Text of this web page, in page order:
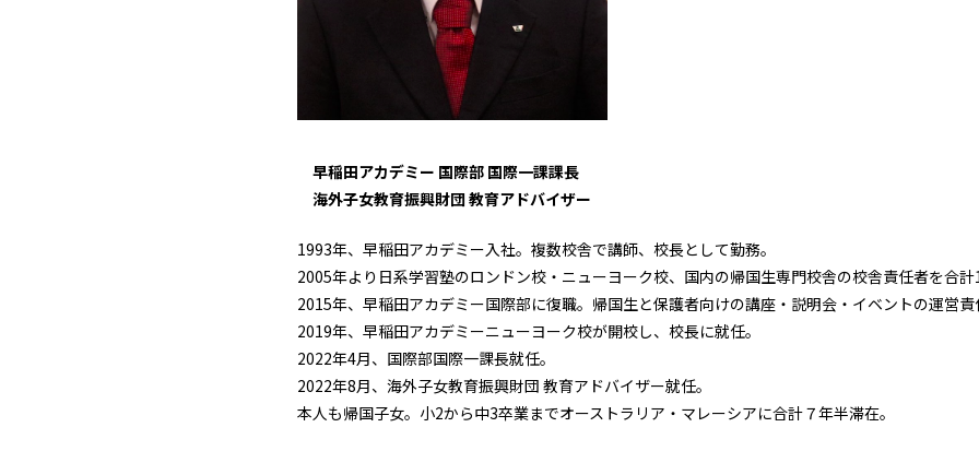
早稲田アカデミー 国際部 国際一課課長
海外子女教育振興財団 教育アドバイザー
1993年、早稲田アカデミー入社。複数校舎で講師、校長として勤務。
2005年より日系学習塾のロンドン校・ニューヨーク校、国内の帰国生専門校舎の校舎責任者を合
2015年、早稲田アカデミー国際部に復職。帰国生と保護者向けの講座・説明会・イベントの運営
2019年、早稲田アカデミーニューヨーク校が開校し、校長に就任。
2022年4月、国際部国際一課長就任。
2022年8月、海外子女教育振興財団 教育アドバイザー就任。
本人も帰国子女。小2から中3卒業までオーストラリア・マレーシアに合計７年半滞在。